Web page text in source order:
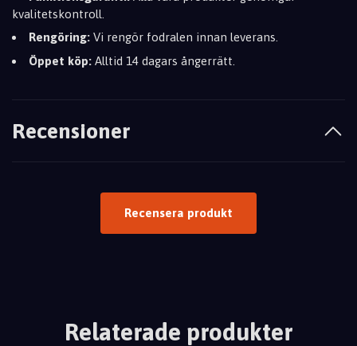
kvalitetskontroll.
Rengöring: Vi rengör fodralen innan leverans.
Öppet köp: Alltid 14 dagars ångerrätt.
Recensioner
Recensera produkt
Relaterade produkter